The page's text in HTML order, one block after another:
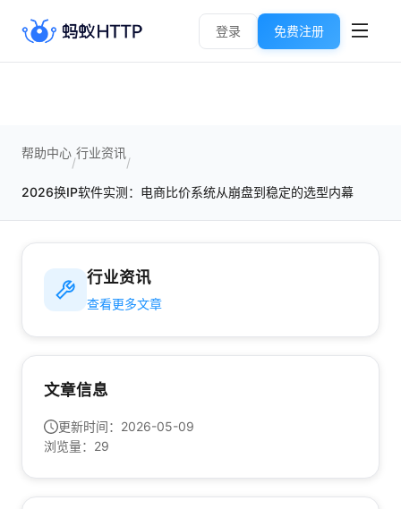
登录 免费注册
帮助中心
/
行业资讯
/
2026换IP软件实测：电商比价系统从崩盘到稳定的选型内幕
行业资讯
查看更多文章
文章信息
更新时间： 2026-05-09
浏览量： 29